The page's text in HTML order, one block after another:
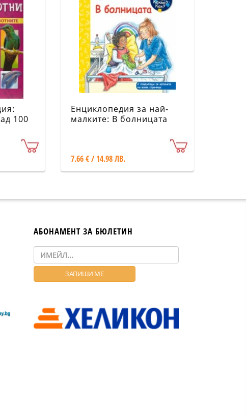
100
Енциклопедия за най-
малките: В болницата
7.66 € / 14.98 ЛВ.
АБОНАМЕНТ ЗА БЮЛЕТИН